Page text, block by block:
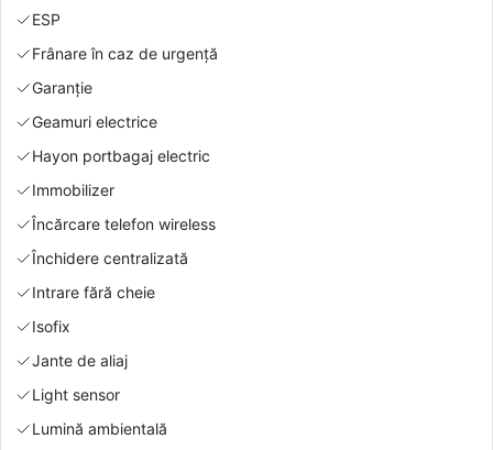
ESP
Frânare în caz de urgență
Garanție
Geamuri electrice
Hayon portbagaj electric
Immobilizer
Încărcare telefon wireless
Închidere centralizată
Intrare fără cheie
Isofix
Jante de aliaj
Light sensor
Lumină ambientală